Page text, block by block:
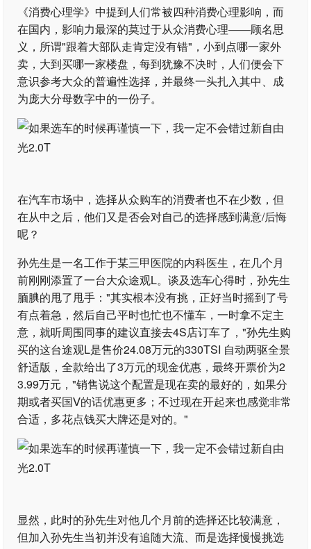
《消费心理学》中提到人们常被四种消费心理影响，而
在国内，影响力最深的莫过于从众消费心理——顾名思
义，所谓"跟着大部队走肯定没有错"，小到点哪一家外
卖，大到买哪一家楼盘，每到犹豫不决时，人们便会下
意识参考大众的普遍性选择，并最终一头扎入其中、成
为庞大分母数字中的一份子。
在汽车市场中，选择从众购车的消费者也不在少数，但
在从中之后，他们又是否会对自己的选择感到满意/后悔
呢？
孙先生是一名工作于某三甲医院的内科医生，在几个月
前刚刚添置了一台大众途观L。谈及选车心得时，孙先生
腼腆的甩了甩手："其实根本没有挑，正好当时摇到了号
有点着急，然后自己平时也忙也不懂车，一时拿不定主
意，就听周围同事的建议直接去4S店订车了，"孙先生购
买的这台途观L是售价24.08万元的330TSI 自动两驱全景
舒适版，全款给出了3万元的现金优惠，最终开票价为2
3.99万元，"销售说这个配置是现在卖的最好的，如果分
期或者买国Ⅴ的话优惠更多；不过现在开起来也感觉非常
合适，多花点钱买大牌还是对的。"
显然，此时的孙先生对他几个月前的选择还比较满意，
但加入孙先生当初并没有追随大流、而是选择慢慢挑选